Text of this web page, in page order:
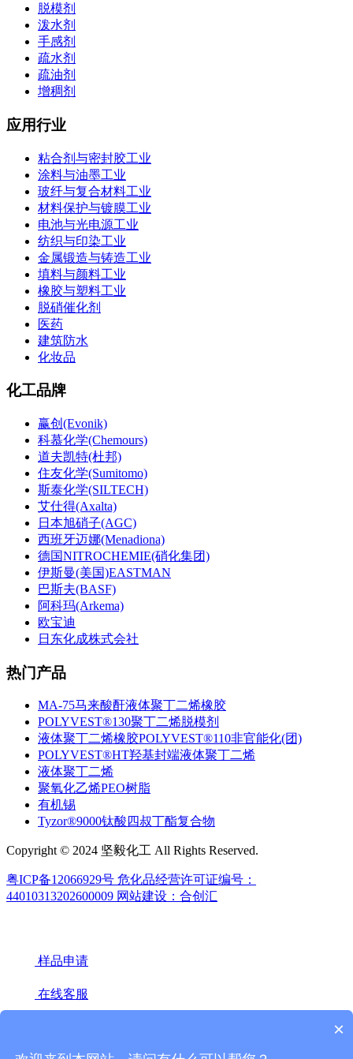
脱模剂
泼水剂
手感剂
疏水剂
疏油剂
增稠剂
应用行业
粘合剂与密封胶工业
涂料与油墨工业
玻纤与复合材料工业
材料保护与镀膜工业
电池与光电源工业
纺织与印染工业
金属锻造与铸造工业
填料与颜料工业
橡胶与塑料工业
脱硝催化剂
医药
建筑防水
化妆品
化工品牌
赢创(Evonik)
科慕化学(Chemours)
道夫凯特(杜邦)
住友化学(Sumitomo)
斯泰化学(SILTECH)
艾仕得(Axalta)
日本旭硝子(AGC)
西班牙迈娜(Menadiona)
德国NITROCHEMIE(硝化集团)
伊斯曼(美国)EASTMAN
巴斯夫(BASF)
阿科玛(Arkema)
欧宝迪
日东化成株式会社
热门产品
MA-75马来酸酐液体聚丁二烯橡胶
POLYVEST®130聚丁二烯脱模剂
液体聚丁二烯橡胶POLYVEST®110非官能化(团)
POLYVEST®HT羟基封端液体聚丁二烯
液体聚丁二烯
聚氧化乙烯PEO树脂
有机锡
Tyzor®9000钛酸四叔丁酯复合物
Copyright © 2024 坚毅化工 All Rights Reserved.
粤ICP备12066929号 危化品经营许可证编号：
44010313202600009 网站建设：合创汇
样品申请
在线客服
×